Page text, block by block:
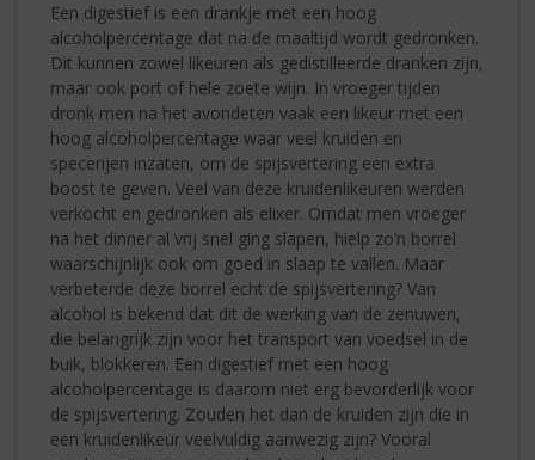
Een digestief is een drankje met een hoog
alcoholpercentage dat na de maaltijd wordt gedronken.
Dit kunnen zowel likeuren als gedistilleerde dranken zijn,
maar ook port of hele zoete wijn. In vroeger tijden
dronk men na het avondeten vaak een likeur met een
hoog alcoholpercentage waar veel kruiden en
specerijen inzaten, om de spijsvertering een extra
boost te geven. Veel van deze kruidenlikeuren werden
verkocht en gedronken als elixer. Omdat men vroeger
na het dinner al vrij snel ging slapen, hielp zo’n borrel
waarschijnlijk ook om goed in slaap te vallen. Maar
verbeterde deze borrel echt de spijsvertering? Van
alcohol is bekend dat dit de werking van de zenuwen,
die belangrijk zijn voor het transport van voedsel in de
buik, blokkeren. Een digestief met een hoog
alcoholpercentage is daarom niet erg bevorderlijk voor
de spijsvertering. Zouden het dan de kruiden zijn die in
een kruidenlikeur veelvuldig aanwezig zijn? Vooral